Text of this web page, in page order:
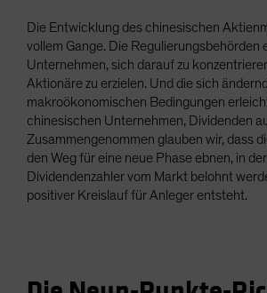
UK
United States (US Citizens)
US (Non-US Citizens/NRC)
Die Entwicklung des chinesischen
vollem Gange. Die Regulierungsbehörden
Unternehmen, sich darauf zu
Aktionäre zu erzielen. Und die sich
makroökonomischen Bedingungen
chinesischen Unternehmen, Dividenden
Zusammengenommen glauben wir, dass
den Weg für eine neue Phase ebnen, in
Dividendenzahler vom Markt belohnt
positiver Kreislauf für Anleger entsteht.